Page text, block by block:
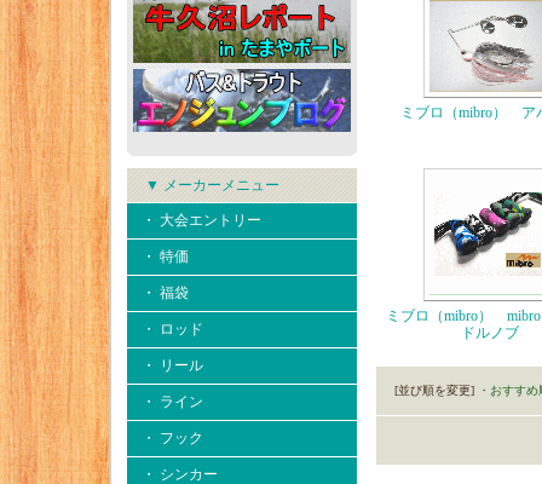
▼ メーカーメニュー
・ 大会エントリー
・ 特価
・ 福袋
・ ロッド
・ リール
・ ライン
・ フック
・ シンカー
ミブロ（mibro） ア
ミブロ（mibro）
ドルノブ
[並び順を変更] ・おすすめ